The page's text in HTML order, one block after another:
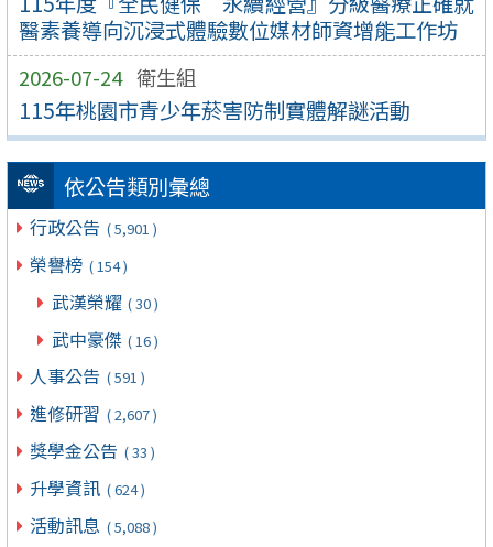
醫素養導向沉浸式體驗數位媒材師資增能工作坊
2026-07-24 衛生組
115年桃園市青少年菸害防制實體解謎活動
依公告類別彙總
行政公告 ( 5,901 )
榮譽榜 ( 154 )
武漢榮耀 ( 30 )
武中豪傑 ( 16 )
人事公告 ( 591 )
進修研習 ( 2,607 )
獎學金公告 ( 33 )
升學資訊 ( 624 )
活動訊息 ( 5,088 )